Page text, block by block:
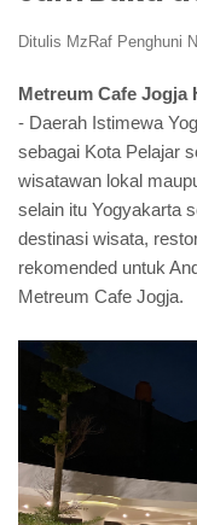
Ditulis MzRaf Penghuni
Metreum Cafe Jogja
- Daerah Istimewa
sebagai Kota Pelajar
wisatawan lokal
selain itu Yogyakarta
destinasi wisata,
rekomended untuk
Metreum Cafe Jogja.